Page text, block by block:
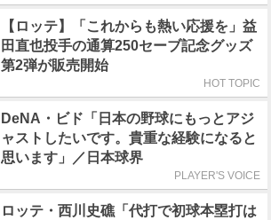
【ロッテ】「これからも熱い応援を」益
田直也投手の通算250セーブ記念グッズ
第2弾が販売開始
HOT TOPIC
DeNA・ビド「日本の野球にもっとアジ
ャストしたいです。貴重な経験になると
思います」／日本球界
PLAYER'S VOICE
ロッテ・西川史礁「代打で初球本塁打は